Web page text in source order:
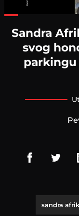
Sandra
svog
sandra